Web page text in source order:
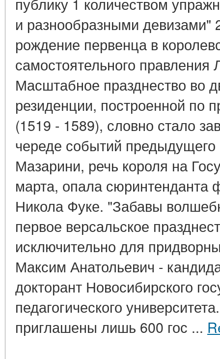
и разнообразными девизами"
рождение первенца в
самостоятельного правления
Масштабное празднество во
резиденции, построенной по
(1519 - 1589), словно стало
череде событий предыдущего
Мазарини, речь короля на
марта, опала сюринтенданта
Никола Фуке. "Забавы
первое версальское
исключительно для
Максим Анатольевич -
докторант Новосибирского
педагогического
приглашены лишь 600 гос ...